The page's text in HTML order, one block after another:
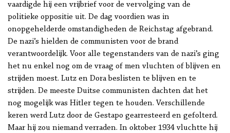
vaardigde hij een vrijbrief voor de vervolging van de
politieke oppositie uit. De dag voordien was in
onopgehelderde omstandigheden de Reichstag afgebrand.
De nazi’s hielden de communisten voor de brand
verantwoordelijk. Voor alle tegenstanders van de nazi’s ging
het nu enkel nog om de vraag of men vluchten of blijven en
strijden moest. Lutz en Dora beslisten te blijven en te
strijden. De meeste Duitse communisten dachten dat het
nog mogelijk was Hitler tegen te houden. Verschillende
keren werd Lutz door de Gestapo gearresteerd en gefolterd.
Maar hij zou niemand verraden. In oktober 1934 vluchtte hij